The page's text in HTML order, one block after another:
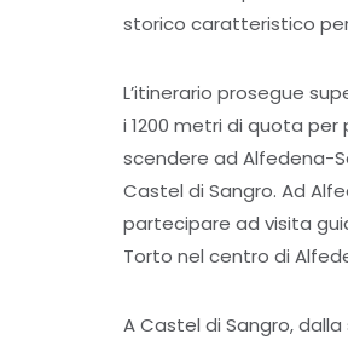
storico caratteristico per
L’itinerario prosegue
i 1200 metri di quota
scendere ad Alfedena-
Castel di Sangro. Ad
partecipare ad visita
Torto nel centro di
A Castel di Sangro,